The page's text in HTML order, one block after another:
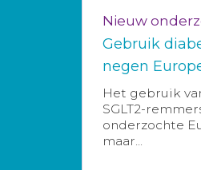
Nieuw
Gebruik
negen
Het gebruik
SGLT2-
onderzochte
maar...